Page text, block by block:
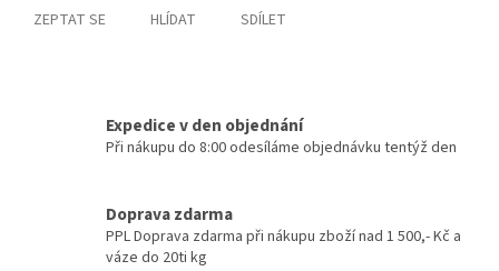
ZEPTAT SE HLÍDAT SDÍLET
Expedice v den objednání
Při nákupu do 8:00 odesíláme objednávku tentýž den
Doprava zdarma
PPL Doprava zdarma při nákupu zboží nad 1 500,- Kč a
váze do 20ti kg